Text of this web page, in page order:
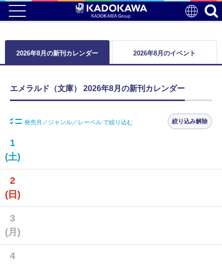
2026年8月の新刊カレンダー 2026年8月のイベント
エメラルド（文庫） 2026年8月の新刊カレンダー
発売月／ジャンル／レーベル で絞り込む 絞り込み解除
1
(土)
2
(日)
3
(月)
4